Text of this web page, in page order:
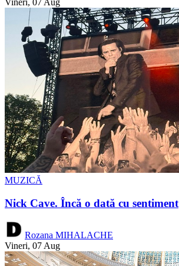
Vineri, 07 Aug
MUZICĂ
Nick Cave. Încă o dată cu sentiment
Rozana MIHALACHE
Vineri, 07 Aug